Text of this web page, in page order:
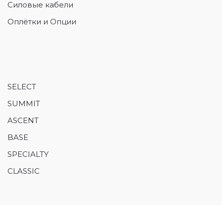
Силовые кабели
Оплётки и Опции
SELECT
SUMMIT
ASCENT
BASE
SPECIALTY
CLASSIC